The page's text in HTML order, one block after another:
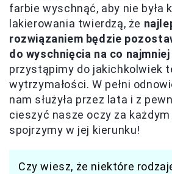
farbie wyschnąć, aby nie była
lakierowania twierdzą, że
rozwiązaniem będzie
do wyschnięcia na co
przystąpimy do jakichkolwiek
wytrzymałości. W pełni
nam służyła przez lata i z
cieszyć nasze oczy za
spojrzymy w jej kierunku!
Czy wiesz, że niektóre